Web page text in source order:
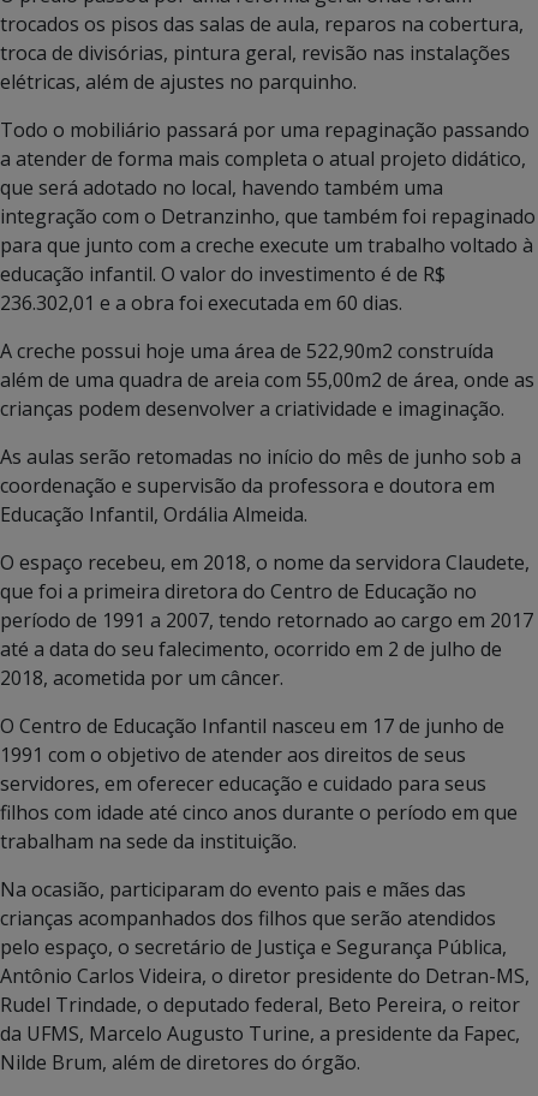
trocados os pisos das salas de aula, reparos na cobertura,
troca de divisórias, pintura geral, revisão nas instalações
elétricas, além de ajustes no parquinho.
Todo o mobiliário passará por uma repaginação passando
a atender de forma mais completa o atual projeto didático,
que será adotado no local, havendo também uma
integração com o Detranzinho, que também foi repaginado
para que junto com a creche execute um trabalho voltado à
educação infantil. O valor do investimento é de R$
236.302,01 e a obra foi executada em 60 dias.
A creche possui hoje uma área de 522,90m2 construída
além de uma quadra de areia com 55,00m2 de área, onde as
crianças podem desenvolver a criatividade e imaginação.
As aulas serão retomadas no início do mês de junho sob a
coordenação e supervisão da professora e doutora em
Educação Infantil, Ordália Almeida.
O espaço recebeu, em 2018, o nome da servidora Claudete,
que foi a primeira diretora do Centro de Educação no
período de 1991 a 2007, tendo retornado ao cargo em 2017
até a data do seu falecimento, ocorrido em 2 de julho de
2018, acometida por um câncer.
O Centro de Educação Infantil nasceu em 17 de junho de
1991 com o objetivo de atender aos direitos de seus
servidores, em oferecer educação e cuidado para seus
filhos com idade até cinco anos durante o período em que
trabalham na sede da instituição.
Na ocasião, participaram do evento pais e mães das
crianças acompanhados dos filhos que serão atendidos
pelo espaço, o secretário de Justiça e Segurança Pública,
Antônio Carlos Videira, o diretor presidente do Detran-MS,
Rudel Trindade, o deputado federal, Beto Pereira, o reitor
da UFMS, Marcelo Augusto Turine, a presidente da Fapec,
Nilde Brum, além de diretores do órgão.